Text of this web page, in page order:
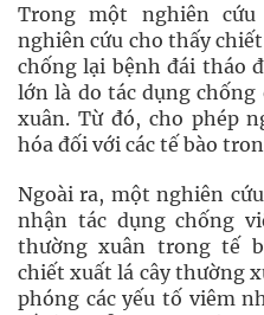
Trong một nghiên
nghiên cứu cho thấy
chống lại bệnh đái tháo
lớn là do tác dụng chống
xuân. Từ đó, cho phép
hóa đối với các tế bào
Ngoài ra, một nghiên
nhận tác dụng chống
thường xuân trong tế
chiết xuất lá cây thường
phóng các yếu tố viêm